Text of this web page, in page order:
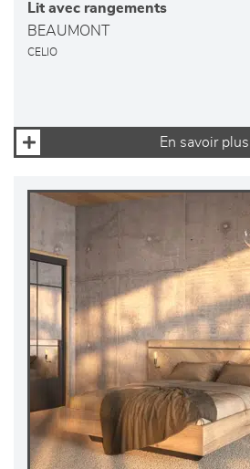
Lit avec rangements
BEAUMONT
CELIO
En savoir plus